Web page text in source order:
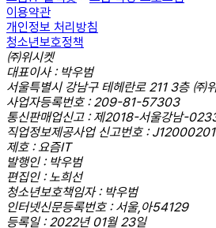
이용약관
개인정보 처리방침
청소년보호정책
㈜위시켓
대표이사 : 박우범
서울특별시 강남구 테헤란로 211 3층 ㈜
사업자등록번호 : 209-81-57303
통신판매업신고 : 제2018-서울강남-
직업정보제공사업 신고번호 :
제호 : 요즘IT
발행인 : 박우범
편집인 : 노희선
청소년보호책임자 : 박우범
인터넷신문등록번호 : 서울,아54129
등록일 : 2022년 01월 23일